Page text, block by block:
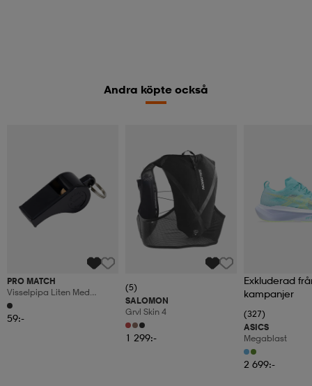
Andra köpte också
PRO MATCH
Visselpipa Liten Med
Lanyard
59:-
(5)
SALOMON
Grvl Skin 4
1 299:-
Exkluderad
kampanjer
(327)
ASICS
Megablast
2 699:-